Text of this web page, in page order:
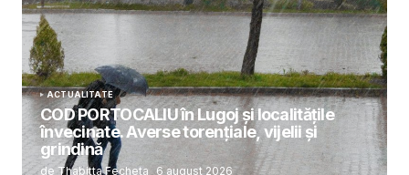
ACTUALITATE
COD PORTOCALIU în Lugoj și localitățile
învecinate. Averse torențiale, vijelii și
grindină
de Thabitta Fecheta 6 august 2026